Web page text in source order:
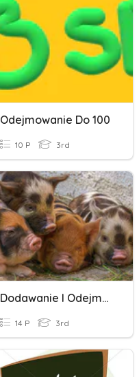
Odejmowanie Do 100
10 P 3rd
Dodawanie I Odejmowanie Do 100.
14 P 3rd